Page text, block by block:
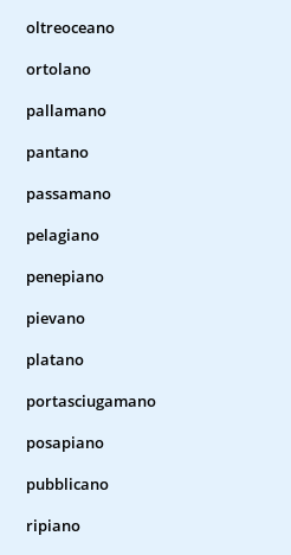
oltreoceano
ortolano
pallamano
pantano
passamano
pelagiano
penepiano
pievano
platano
portasciugamano
posapiano
pubblicano
ripiano